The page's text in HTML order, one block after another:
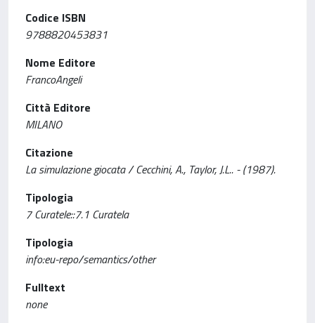
Codice ISBN
9788820453831
Nome Editore
FrancoAngeli
Città Editore
MILANO
Citazione
La simulazione giocata / Cecchini, A., Taylor, J.L.. - (1987).
Tipologia
7 Curatele::7.1 Curatela
Tipologia
info:eu-repo/semantics/other
Fulltext
none